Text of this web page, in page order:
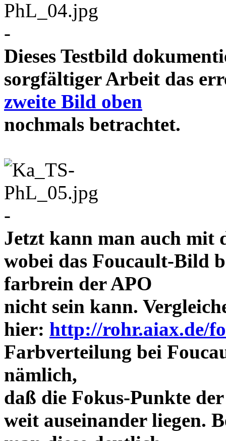
-
Dieses Testbild
sorgfältiger Arbeit das
zweite Bild oben
nochmals
-
Jetzt kann man auch mit
wobei das Foucault-Bild
farbrein der APO
nicht sein kann.
hier: http://rohr.aiax.de/
Farbverteilung bei
nämlich,
daß die Fokus-Punkte
weit auseinander liegen.